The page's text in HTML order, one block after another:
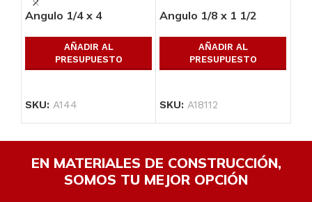
Angulo 1/4 x 4
AÑADIR AL
PRESUPUESTO
SKU: A144
Angulo 1/8 x 1 1/2
AÑADIR AL
PRESUPUESTO
SKU: A18112
EN MATERIALES DE CONSTRUCCIÓN,
SOMOS TU MEJOR OPCIÓN